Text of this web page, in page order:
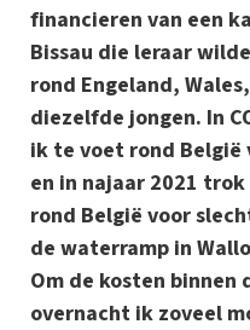
financieren van een
Bissau die leraar
rond Engeland,
diezelfde jongen. In
ik te voet rond België
en in najaar 2021
rond België voor
de waterramp in
Om de kosten binnen
overnacht ik zoveel